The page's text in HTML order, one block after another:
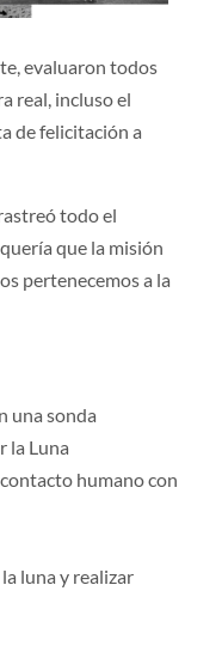
evaluaron todos
real, incluso el
de felicitación a
todo el
que la misión
pertenecemos a la
una sonda
la Luna
humano con
luna y realizar